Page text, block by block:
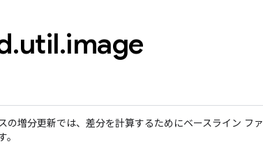
.util.image
の増分更新では、差分を計算するためにベースライン ファ
。